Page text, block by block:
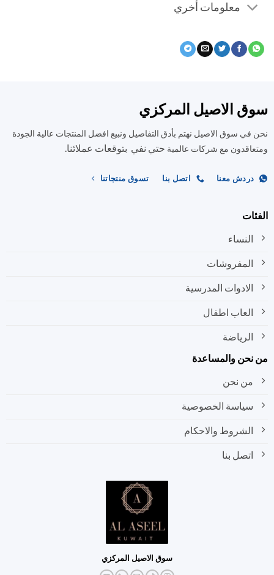
معلومات أخري
الاصيل المركزي
سوق الاصيل نهتم بأدق التفاصيل ونبيع افضل المنتجات عالية الجودة
مع شركات عالميةحتي نفي بتوقعات عملائنا.
دردش معنا اتصل بنا تسوق منتجاتنا
النساء
المفروشات
الادوات المدرسية
العاب اطفال
الرياضة
والمساعدة
من نحن
سياسة الخصوصية
الشروط والاحكام
اتصل بنا
سوق الاصيل المركزي